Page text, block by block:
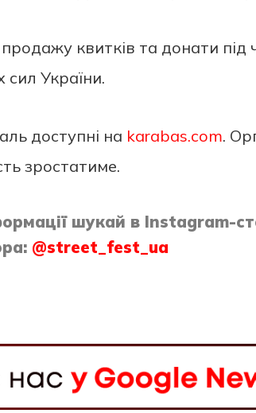
квитків та донати під
України.
доступні на karabas.com.
зростатиме.
шукай в Instagram-
@street_fest_ua